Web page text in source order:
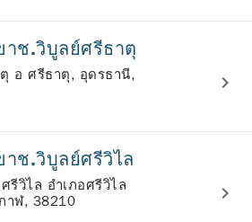
าช.วิบูลย์ศรีธาตุ
อ ศรีธาตุ, อุดรธานี,
ช.วิบูลย์ศรีวิไล
วิไล อำเภอศรีวิไล
าฬ, 38210